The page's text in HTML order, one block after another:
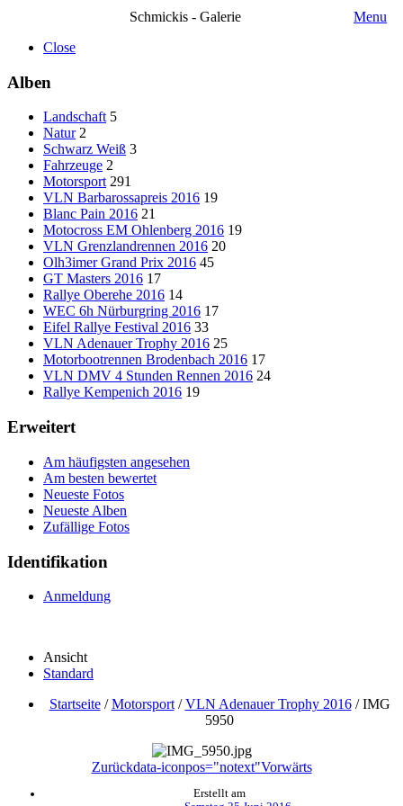
Schmickis - Galerie
Menu
Close
Alben
Landschaft 5
Natur 2
Schwarz Weiß 3
Fahrzeuge 2
Motorsport 291
VLN Barbarossapreis 2016 19
Blanc Pain 2016 21
Motocross EM Ohlenberg 2016 19
VLN Grenzlandrennen 2016 20
Olh3imer Grand Prix 2016 45
GT Masters 2016 17
Rallye Oberehe 2016 14
WEC 6h Nürburgring 2016 17
Eifel Rallye Festival 2016 33
VLN Adenauer Trophy 2016 25
Motorbootrennen Brodenbach 2016 17
VLN DMV 4 Stunden Rennen 2016 24
Rallye Kempenich 2016 19
Erweitert
Am häufigsten angesehen
Am besten bewertet
Neueste Fotos
Neueste Alben
Zufällige Fotos
Identifikation
Anmeldung
Ansicht
Standard
Startseite/Motorsport/VLN Adenauer Trophy 2016/IMG
5950
Zurückdata-iconpos="notext"Vorwärts
Erstellt am